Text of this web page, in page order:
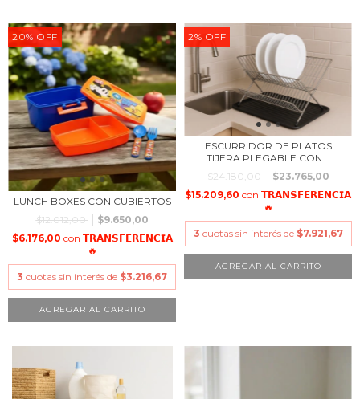
20% OFF
LUNCH BOXES CON CUBIERTOS
$12.012,00
$9.650,00
$6.176,00 con 𝗧𝗥𝗔𝗡𝗦𝗙𝗘𝗥𝗘𝗡𝗖𝗜𝗔
🔥
3 cuotas sin interés de $3.216,67
AGREGAR AL CARRITO
2% OFF
ESCURRIDOR DE PLATOS
TIJERA PLEGABLE CON...
$24.180,00
$23.765,00
$15.209,60 con 𝗧𝗥𝗔𝗡𝗦𝗙𝗘𝗥𝗘𝗡𝗖𝗜𝗔
🔥
3 cuotas sin interés de $7.921,67